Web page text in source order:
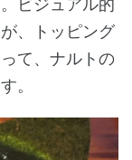
、トッピング
て、ナルトの
。